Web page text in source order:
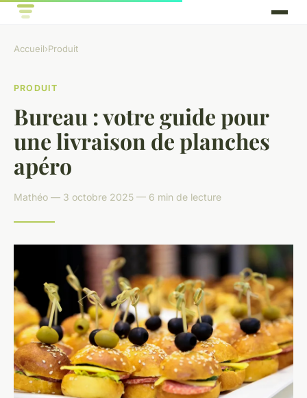
Accueil›Produit
PRODUIT
Bureau : votre guide pour
une livraison de planches
apéro
Mathéo — 3 octobre 2025 — 6 min de lecture